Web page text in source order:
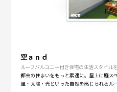
空ａｎｄ
ルーフバルコニー付き住宅の生活スタイル
都会の住まいをもっと素適に。屋上に庭ス
風・太陽・光といった自然を感じられるル